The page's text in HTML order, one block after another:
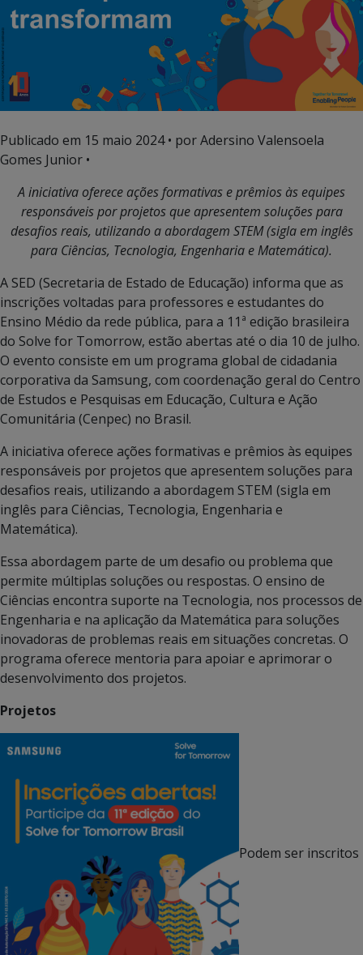
Publicado em 15 maio 2024• por Adersino Valensoela
Gomes Junior •
A iniciativa oferece ações formativas e prêmios às equipes
responsáveis por projetos que apresentem soluções para
desafios reais, utilizando a abordagem STEM (sigla em inglês
para Ciências, Tecnologia, Engenharia e Matemática).
A SED (Secretaria de Estado de Educação) informa que as
inscrições voltadas para professores e estudantes do
Ensino Médio da rede pública, para a 11ª edição brasileira
do Solve for Tomorrow, estão abertas até o dia 10 de julho.
O evento consiste em um programa global de cidadania
corporativa da Samsung, com coordenação geral do Centro
de Estudos e Pesquisas em Educação, Cultura e Ação
Comunitária (Cenpec) no Brasil.
A iniciativa oferece ações formativas e prêmios às equipes
responsáveis por projetos que apresentem soluções para
desafios reais, utilizando a abordagem STEM (sigla em
inglês para Ciências, Tecnologia, Engenharia e
Matemática).
Essa abordagem parte de um desafio ou problema que
permite múltiplas soluções ou respostas. O ensino de
Ciências encontra suporte na Tecnologia, nos processos de
Engenharia e na aplicação da Matemática para soluções
inovadoras de problemas reais em situações concretas. O
programa oferece mentoria para apoiar e aprimorar o
desenvolvimento dos projetos.
Projetos
Podem ser inscritos